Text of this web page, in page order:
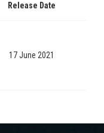
Release Date
17 June 2021